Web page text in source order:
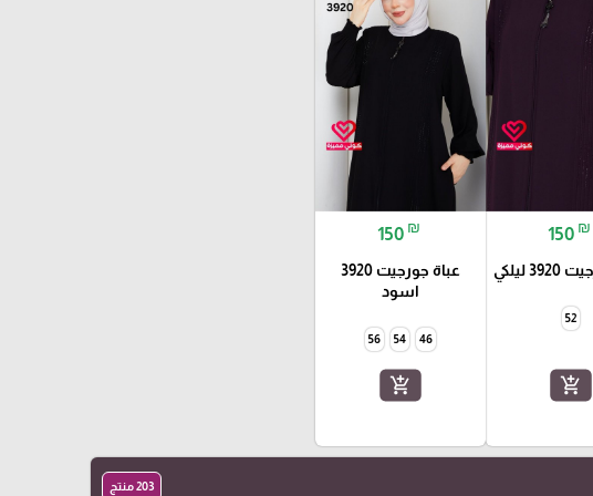
150 ₪
ليلكي
52
add_shopping_cart
150 ₪
عباة جورجيت 3920
اسود
46
54
56
add_shopping_cart
203 منتج